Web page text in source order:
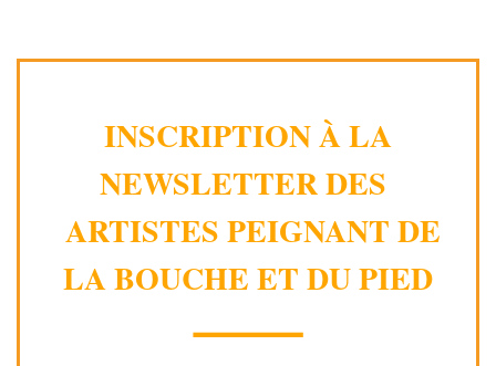
INSCRIPTION À LA
NEWSLETTER DES
ARTISTES PEIGNANT DE
LA BOUCHE ET DU PIED
⸻